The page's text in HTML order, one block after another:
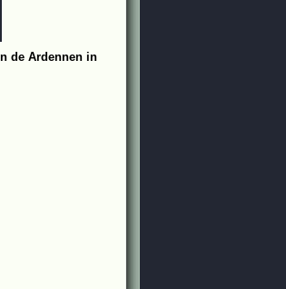
de Ardennen in